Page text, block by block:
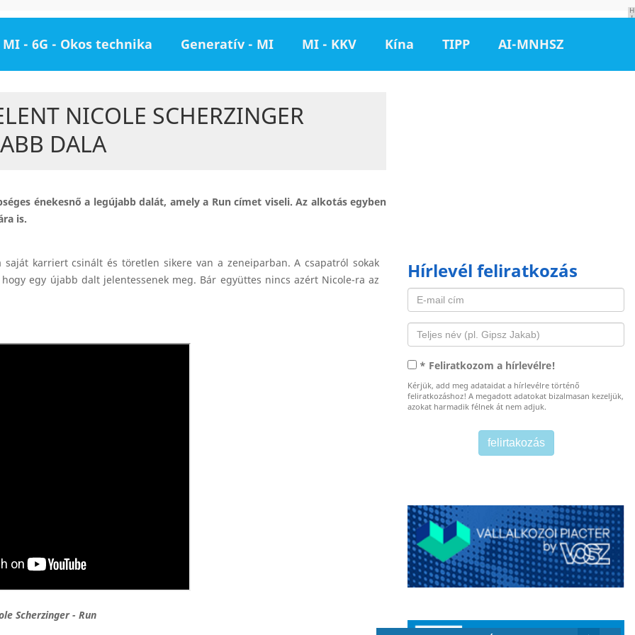
H
I
MI - 6G - Okos technika Generatív - MI MI - KKV Kína TIPP AI-MNHSZ
NICOLE SCHERZINGER
DALA
énekesnő a legújabb dalát, amely a Run címet viseli. Az alkotás egyben
is.
karriert csinált és töretlen sikere van a zeneiparban. A csapatról sokak
egy újabb dalt jelentessenek meg. Bár együttes nincs azért Nicole-ra az
Scherzinger - Run
Hírlevél feliratkozás
* Feliratkozom a hírlevélre!
Kérjük, add meg adataidat a hírlevélre történő
feliratkozáshoz! A megadott adatokat bizalmasan kezeljük,
azokat harmadik félnek át nem adjuk.